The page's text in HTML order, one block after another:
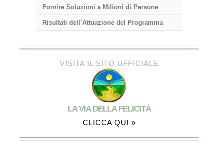
Fornire Soluzioni a Milioni di Persone
Risultati dell’Attuazione del Programma
VISITA IL SITO UFFICIALE
LA VIA DELLA FELICITÀ
CLICCA QUI »